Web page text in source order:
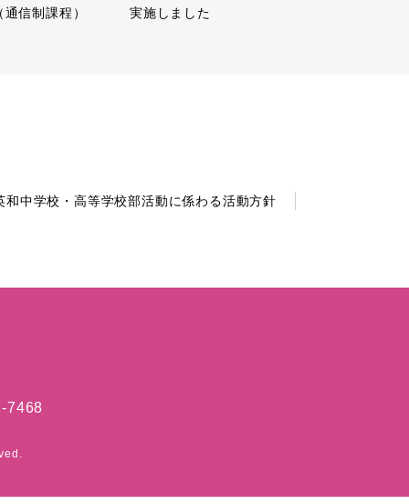
信制課程）
実施しました
和中学校・高等学校部活動に係わる活動方針
7468